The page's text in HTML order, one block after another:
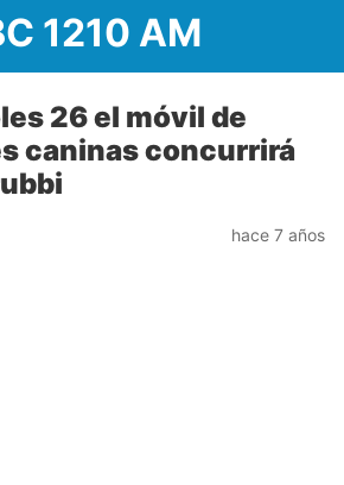
1210 AM
26 el móvil de
caninas concurrirá
hace 7 años